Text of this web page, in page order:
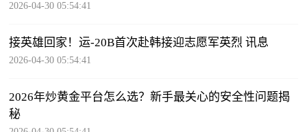
2026-04-30 05:54:41
接英雄回家！运-20B首次赴韩接迎志愿军英烈 讯息
2026-04-30 05:54:41
2026年炒黄金平台怎么选？新手最关心的安全性问题揭
秘